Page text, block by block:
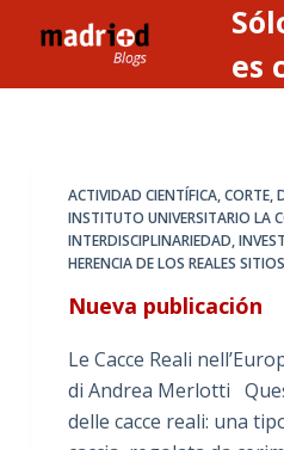
l
es
ACTIVIDAD CIENTÍFICA,CORTE,
INSTITUTO UNIVERSITARIO LA
INTERDISCIPLINARIEDAD,
HERENCIA DE LOS REALES SITIOS
Nueva publicación
Le Cacce Reali
di Andrea Merlotti
delle cacce reali: una